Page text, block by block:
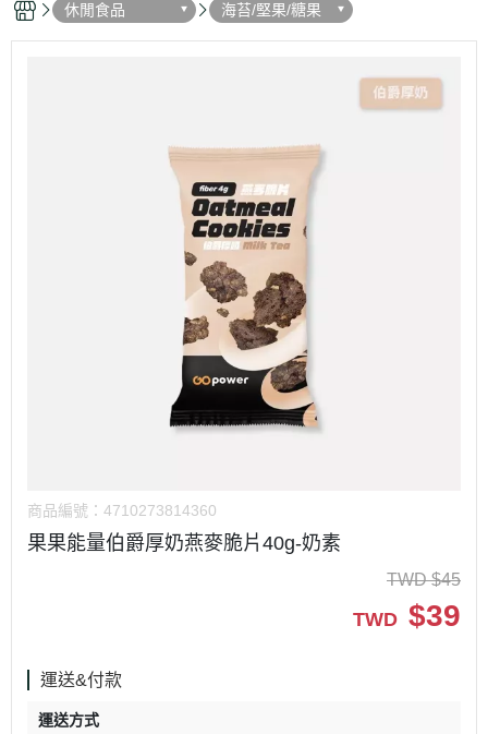
休閒食品 海苔/堅果/糖果
商品編號： 4710273814360
果果能量伯爵厚奶燕麥脆片40g-奶素
TWD $45
TWD $39
運送&付款
運送方式